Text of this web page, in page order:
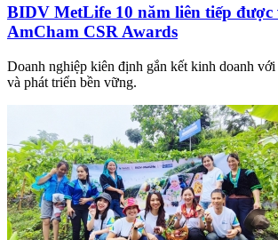
BIDV MetLife 10 năm liên tiếp
AmCham CSR Awards
Doanh nghiệp kiên định gắn kết kinh doanh
và phát triển bền vững.